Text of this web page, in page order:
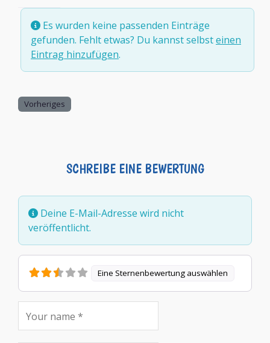
Es wurden keine passenden Einträge
gefunden. Fehlt etwas? Du kannst selbsteinen
Eintrag hinzufügen.
Vorheriges
SCHREIBE EINE BEWERTUNG
Deine E-Mail-Adresse wird nicht
veröffentlicht.
Eine Sternenbewertung auswählen